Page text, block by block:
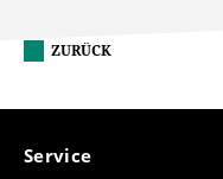
ZURÜCK
Service